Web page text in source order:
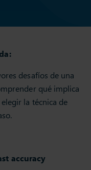
desafíos de una
qué implica
la técnica de
accuracy